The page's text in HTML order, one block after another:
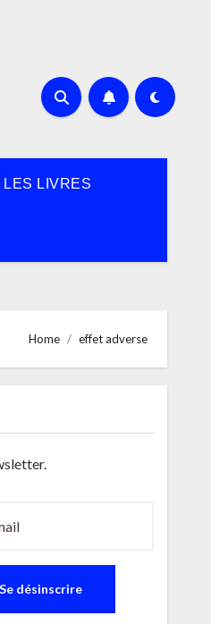
LES LIVRES
Home effet adverse